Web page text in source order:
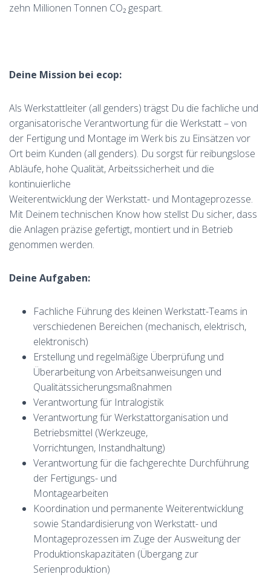
zehn Millionen Tonnen CO₂ gespart.
Deine Mission bei ecop:
Als Werkstattleiter (all genders) trägst Du die fachliche und
organisatorische Verantwortung für die Werkstatt – von
der Fertigung und Montage im Werk bis zu Einsätzen vor
Ort beim Kunden (all genders). Du sorgst für reibungslose
Abläufe, hohe Qualität, Arbeitssicherheit und die
kontinuierliche
Weiterentwicklung der Werkstatt- und Montageprozesse.
Mit Deinem technischen Know how stellst Du sicher, dass
die Anlagen präzise gefertigt, montiert und in Betrieb
genommen werden.
Deine Aufgaben:
Fachliche Führung des kleinen Werkstatt-Teams in
verschiedenen Bereichen (mechanisch, elektrisch,
elektronisch)
Erstellung und regelmäßige Überprüfung und
Überarbeitung von Arbeitsanweisungen und
Qualitätssicherungsmaßnahmen
Verantwortung für Intralogistik
Verantwortung für Werkstattorganisation und
Betriebsmittel (Werkzeuge,
Vorrichtungen, Instandhaltung)
Verantwortung für die fachgerechte Durchführung
der Fertigungs- und
Montagearbeiten
Koordination und permanente Weiterentwicklung
sowie Standardisierung von Werkstatt- und
Montageprozessen im Zuge der Ausweitung der
Produktionskapazitäten (Übergang zur
Serienproduktion)